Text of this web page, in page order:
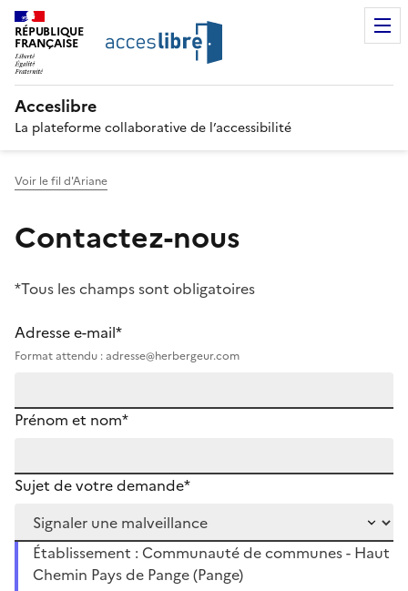
RÉPUBLIQUE
FRANÇAISE
Acceslibre
La plateforme collaborative de l’accessibilité
Voir le fil d'Ariane
Contactez-nous
*Tous les champs sont obligatoires
Adresse e-mail*
Format attendu : adresse@herbergeur.com
Prénom et nom*
Sujet de votre demande*
Établissement : Communauté de communes - Haut
Chemin Pays de Pange (Pange)